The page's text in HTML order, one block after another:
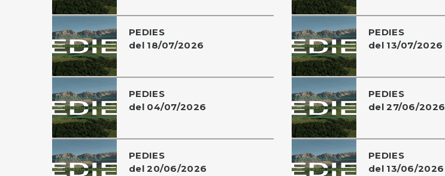
PEDIES
del 18/07/2026
PEDIES
del 13/07/2026
PEDIES
del 04/07/2026
PEDIES
del 27/06/2026
PEDIES
del 20/06/2026
PEDIES
del 13/06/2026